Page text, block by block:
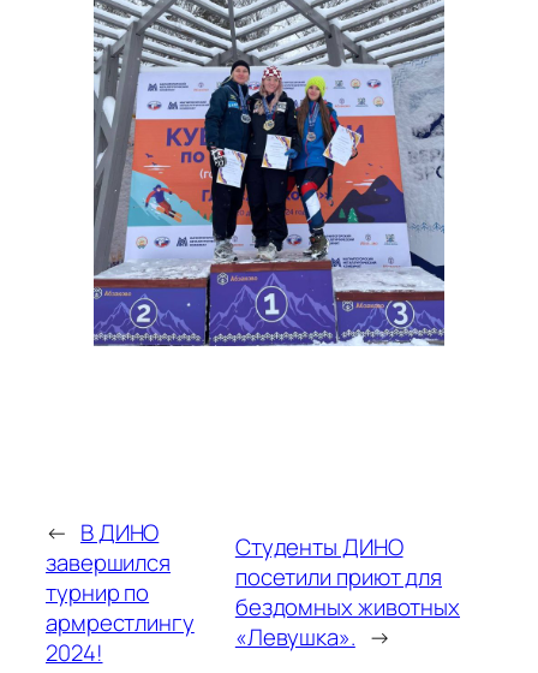
← В ДИНО
завершился
турнир по
армрестлингу
2024!
Студенты ДИНО
посетили приют для
бездомных животных
«Левушка». →